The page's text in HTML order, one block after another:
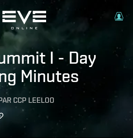
I - Day
Minutes
CCP LEELOO